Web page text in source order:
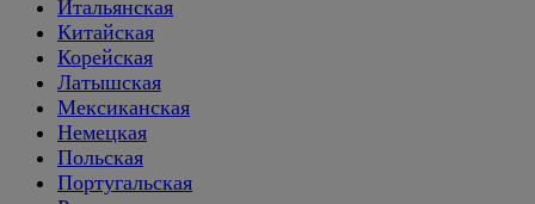
Итальянская
Китайская
Корейская
Латышская
Мексиканская
Немецкая
Польская
Португальская